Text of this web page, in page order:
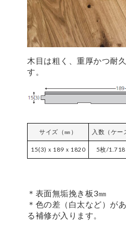
木目は粗く、重厚かつ耐
す。
サイズ（㎜） 入数（ケー
15(3)ｘ189ｘ1820 5枚/1.718
＊表面無垢挽き板3㎜
＊色の差（白太など）が
る補修が入ります。